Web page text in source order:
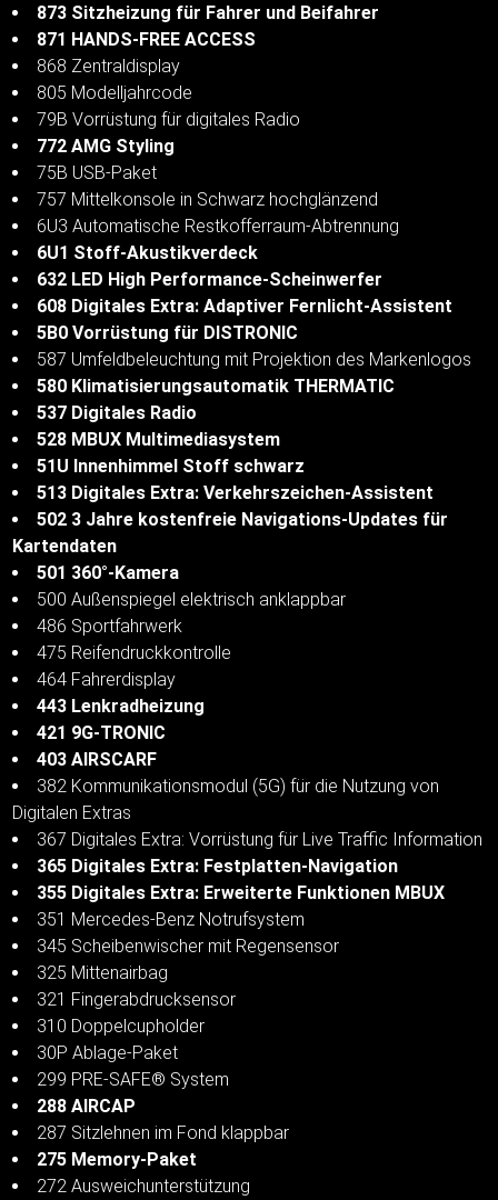
873 Sitzheizung für Fahrer und Beifahrer
871 HANDS-FREE ACCESS
868 Zentraldisplay
805 Modelljahrcode
79B Vorrüstung für digitales Radio
772 AMG Styling
75B USB-Paket
757 Mittelkonsole in Schwarz hochglänzend
6U3 Automatische Restkofferraum-Abtrennung
6U1 Stoff-Akustikverdeck
632 LED High Performance-Scheinwerfer
608 Digitales Extra: Adaptiver Fernlicht-Assistent
5B0 Vorrüstung für DISTRONIC
587 Umfeldbeleuchtung mit Projektion des Markenlogos
580 Klimatisierungsautomatik THERMATIC
537 Digitales Radio
528 MBUX Multimediasystem
51U Innenhimmel Stoff schwarz
513 Digitales Extra: Verkehrszeichen-Assistent
502 3 Jahre kostenfreie Navigations-Updates für
Kartendaten
501 360°-Kamera
500 Außenspiegel elektrisch anklappbar
486 Sportfahrwerk
475 Reifendruckkontrolle
464 Fahrerdisplay
443 Lenkradheizung
421 9G-TRONIC
403 AIRSCARF
382 Kommunikationsmodul (5G) für die Nutzung von
Digitalen Extras
367 Digitales Extra: Vorrüstung für Live Traffic Information
365 Digitales Extra: Festplatten-Navigation
355 Digitales Extra: Erweiterte Funktionen MBUX
351 Mercedes-Benz Notrufsystem
345 Scheibenwischer mit Regensensor
325 Mittenairbag
321 Fingerabdrucksensor
310 Doppelcupholder
30P Ablage-Paket
299 PRE-SAFE® System
288 AIRCAP
287 Sitzlehnen im Fond klappbar
275 Memory-Paket
272 Ausweichunterstützung